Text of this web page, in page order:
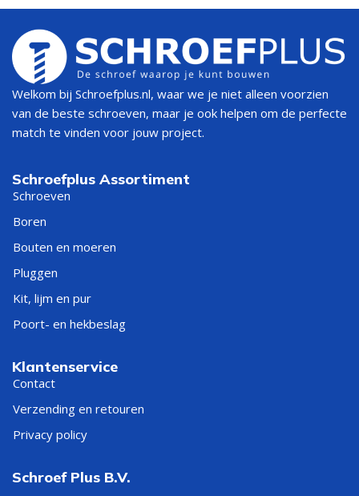
Welkom bij Schroefplus.nl, waar we je niet alleen voorzien
van de beste schroeven, maar je ook helpen om de perfecte
match te vinden voor jouw project.
Schroefplus Assortiment
Schroeven
Boren
Bouten en moeren
Pluggen
Kit, lijm en pur
Poort- en hekbeslag
Klantenservice
Contact
Verzending en retouren
Privacy policy
Schroef Plus B.V.